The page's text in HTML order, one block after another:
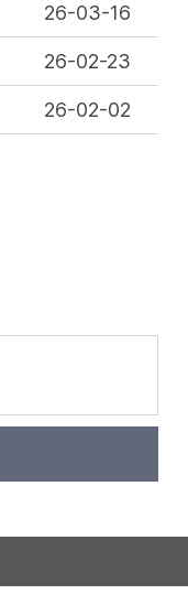
26-03-16
26-02-23
26-02-02